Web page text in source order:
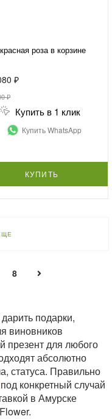
роза в корзине
₽
₽
Купить в 1 клик
Купить WhatsApp
КУПИТЬ
8
подарки,
виновников
презент для любого
абсолютно
статуса. Правильно
под конкретный случай
в Амурске